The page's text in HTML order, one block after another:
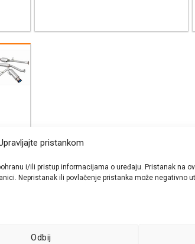
pristankom
i/ili pristup informacijama o uređaju. Pristanak na
Nepristanak ili povlačenje pristanka može negativno
Odbij
poznatih i priznatih
lakih teretnih vozila.